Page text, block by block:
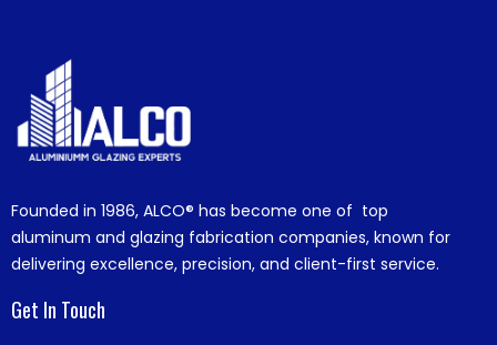
Founded in 1986, ALCO® has become one of top
aluminum and glazing fabrication companies, known for
delivering excellence, precision, and client-first service.
Get In Touch